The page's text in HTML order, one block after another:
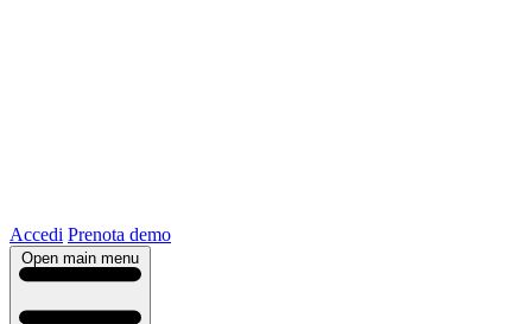
Accedi Prenota demo
Open main menu